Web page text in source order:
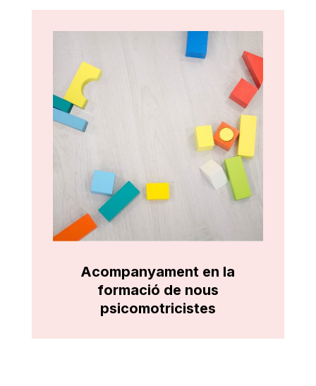
Acompanyament en la
formació de nous
psicomotricistes